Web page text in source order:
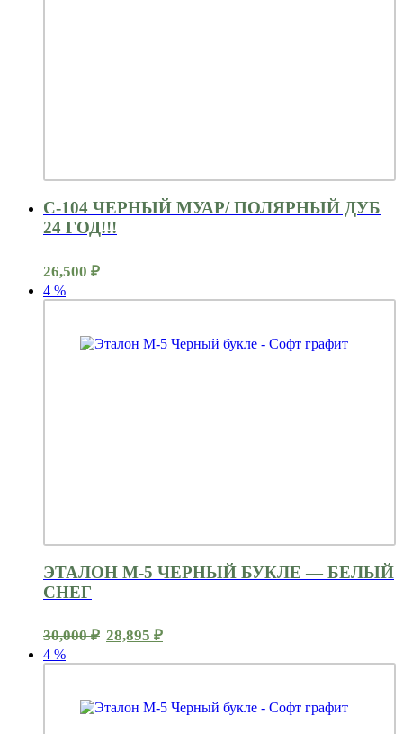
С-104 ЧЕРНЫЙ МУАР/ ПОЛЯРНЫЙ ДУБ
24 ГОД!!!
26,500 ₽
4 %
ЭТАЛОН М-5 ЧЕРНЫЙ БУКЛЕ — БЕЛЫЙ
СНЕГ
30,000₽ Первоначальная
цена
30,000 ₽.
28,895 ₽Текущая
цена:
4 %